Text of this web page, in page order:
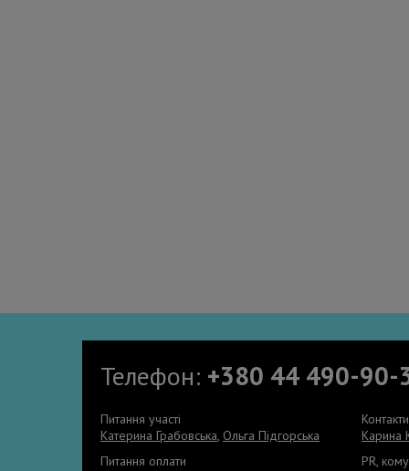
Телефон: +380 44 490-90-
Питання участі
Катерина Грабовська Ольга Підгорська
Карина
Питання оплати
PR,